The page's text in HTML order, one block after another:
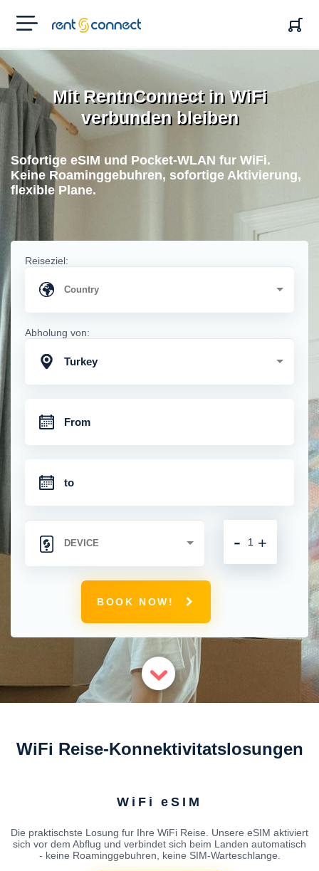
RENT'N
CONNECT
Mit RentnConnect in WiFi
verbunden bleiben
Sofortige eSIM und Pocket-WLAN fur WiFi.
Keine Roaminggebuhren, sofortige Aktivierung,
flexible Plane.
Reiseziel:
Abholung von:
Turkey
+
-
BOOK NOW!
WiFi Reise-Konnektivitatslosungen
WiFi eSIM
Die praktischste Losung fur Ihre WiFi Reise. Unsere eSIM aktiviert
sich vor dem Abflug und verbindet sich beim Landen automatisch
- keine Roaminggebuhren, keine SIM-Warteschlange.